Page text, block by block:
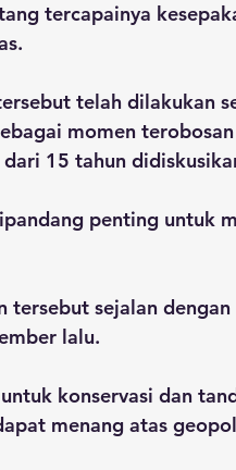
tercapainya
telah dilakukan
momen
15 tahun
penting untuk
tersebut sejalan
lalu.
konservasi dan
menang atas